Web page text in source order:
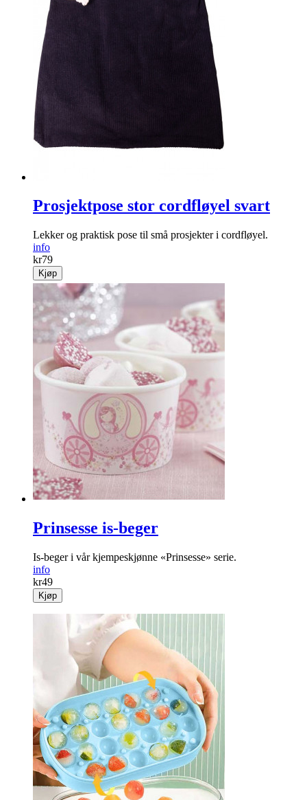
Prosjektpose stor cordfløyel svart
Lekker og praktisk pose til små prosjekter i cordfløyel.
info
kr79
Kjøp
Prinsesse is-beger
Is-beger i vår kjempeskjønne «Prinsesse» serie.
info
kr49
Kjøp